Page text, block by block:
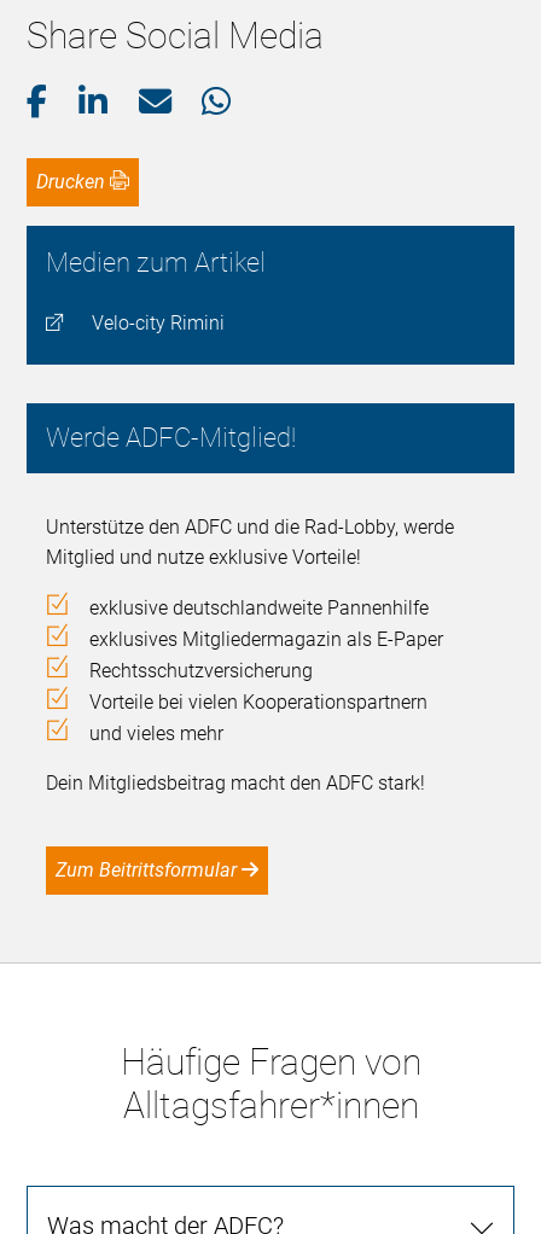
Share Social Media
Drucken
Medien zum Artikel
Velo-city Rimini
Werde ADFC-Mitglied!
Unterstütze den ADFC und die Rad-Lobby, werde
Mitglied und nutze exklusive Vorteile!
exklusive deutschlandweite Pannenhilfe
exklusives Mitgliedermagazin als E-Paper
Rechtsschutzversicherung
Vorteile bei vielen Kooperationspartnern
und vieles mehr
Dein Mitgliedsbeitrag macht den ADFC stark!
Zum Beitrittsformular
Häufige Fragen von
Alltagsfahrer*innen
Was macht der ADFC?